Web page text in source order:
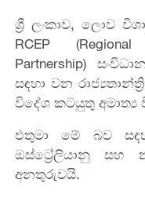
ශ්‍රී ලංකාව, ලොව
RCEP (Regional
Partnership)
සඳහා වන
විදේශ කටයුතු
එතුමා මේ බව
ඔස්ට්‍රේලියානු
අනතුරුවයි.